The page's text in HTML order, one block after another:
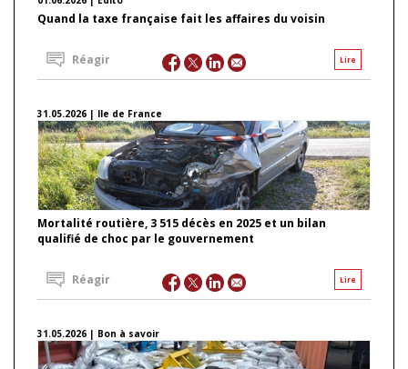
Quand la taxe française fait les affaires du voisin
Lire
Réagir
31.05.2026 | Ile de France
Mortalité routière, 3 515 décès en 2025 et un bilan
qualifié de choc par le gouvernement
Lire
Réagir
31.05.2026 | Bon à savoir